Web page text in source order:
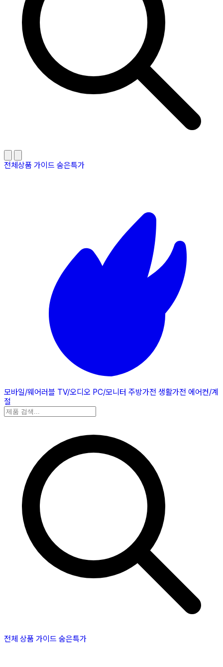
전체상품 가이드 숨은특가
모바일/웨어러블 TV/오디오 PC/모니터 주방가전 생활가전 에어컨/계
절
전체 상품 가이드 숨은특가